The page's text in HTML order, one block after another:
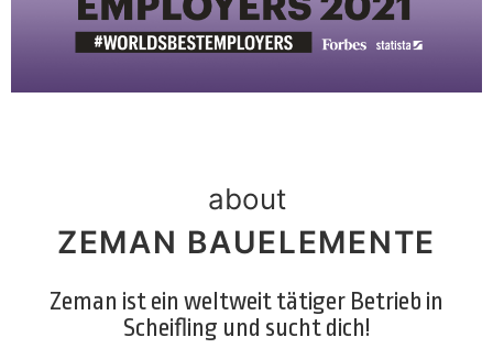
about
ZEMAN BAUELEMENTE
Zeman ist ein weltweit tätiger Betrieb in
Scheifling und sucht dich!